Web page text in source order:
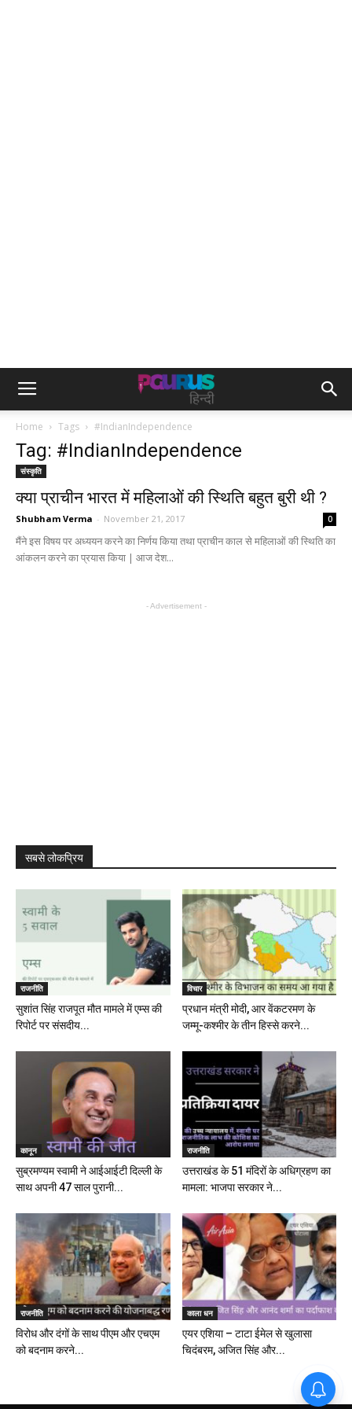
Home Tags #IndianIndependence
Tag: #IndianIndependence
संस्कृति
क्या प्राचीन भारत में महिलाओं की स्थिति बहुत बुरी थी ?
Shubham Verma - November 21, 2017 0
मैंने इस विषय पर अध्ययन करने का निर्णय किया तथा प्राचीन काल से महिलाओं की स्थिति का
आंकलन करने का प्रयास किया | आज देश...
- Advertisement -
सबसे लोकप्रिय
राजनीति
सुशांत सिंह राजपूत मौत मामले में एम्स की
रिपोर्ट पर संसदीय...
विचार
प्रधान मंत्री मोदी, आर वेंकटरमण के
जम्मू-कश्मीर के तीन हिस्से करने...
कानून
सुब्रमण्यम स्वामी ने आईआईटी दिल्ली के
साथ अपनी 47 साल पुरानी...
राजनीति
उत्तराखंड के 51 मंदिरों के अधिग्रहण का
मामला: भाजपा सरकार ने...
राजनीति
विरोध और दंगों के साथ पीएम और एचएम
को बदनाम करने...
काला धन
एयर एशिया – टाटा ईमेल से खुलासा
चिदंबरम, अजित सिंह और...